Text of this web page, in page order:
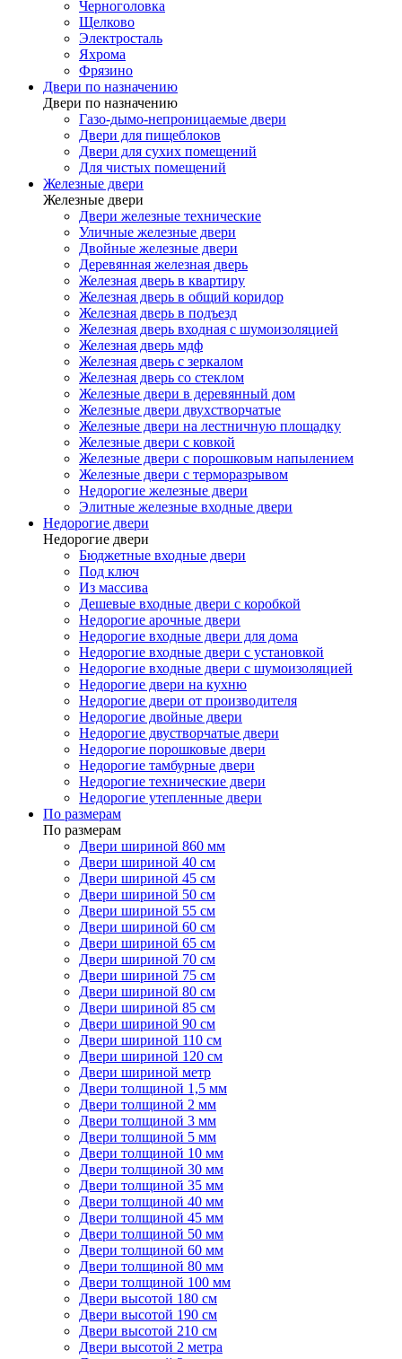
Черноголовка
Щелково
Электросталь
Яхрома
Фрязино
Двери по назначению
Двери по назначению
Газо-дымо-непроницаемые двери
Двери для пищеблоков
Двери для сухих помещений
Для чистых помещений
Железные двери
Железные двери
Двери железные технические
Уличные железные двери
Двойные железные двери
Деревянная железная дверь
Железная дверь в квартиру
Железная дверь в общий коридор
Железная дверь в подъезд
Железная дверь входная с шумоизоляцией
Железная дверь мдф
Железная дверь с зеркалом
Железная дверь со стеклом
Железные двери в деревянный дом
Железные двери двухстворчатые
Железные двери на лестничную площадку
Железные двери с ковкой
Железные двери с порошковым напылением
Железные двери с терморазрывом
Недорогие железные двери
Элитные железные входные двери
Недорогие двери
Недорогие двери
Бюджетные входные двери
Под ключ
Из массива
Дешевые входные двери с коробкой
Недорогие арочные двери
Недорогие входные двери для дома
Недорогие входные двери с установкой
Недорогие входные двери с шумоизоляцией
Недорогие двери на кухню
Недорогие двери от производителя
Недорогие двойные двери
Недорогие двустворчатые двери
Недорогие порошковые двери
Недорогие тамбурные двери
Недорогие технические двери
Недорогие утепленные двери
По размерам
По размерам
Двери шириной 860 мм
Двери шириной 40 см
Двери шириной 45 см
Двери шириной 50 см
Двери шириной 55 см
Двери шириной 60 см
Двери шириной 65 см
Двери шириной 70 см
Двери шириной 75 см
Двери шириной 80 см
Двери шириной 85 см
Двери шириной 90 см
Двери шириной 110 см
Двери шириной 120 см
Двери шириной метр
Двери толщиной 1,5 мм
Двери толщиной 2 мм
Двери толщиной 3 мм
Двери толщиной 5 мм
Двери толщиной 10 мм
Двери толщиной 30 мм
Двери толщиной 35 мм
Двери толщиной 40 мм
Двери толщиной 45 мм
Двери толщиной 50 мм
Двери толщиной 60 мм
Двери толщиной 80 мм
Двери толщиной 100 мм
Двери высотой 180 см
Двери высотой 190 см
Двери высотой 210 см
Двери высотой 2 метра